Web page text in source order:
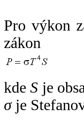
Pro výkon
zákon
kdeS je
σje